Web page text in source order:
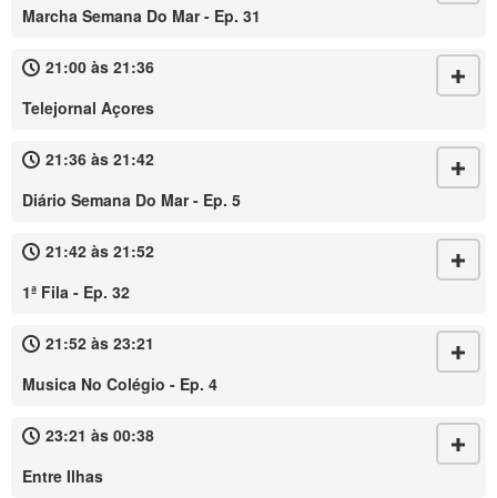
Marcha Semana Do Mar - Ep. 31
21:00 às 21:36
Telejornal Açores
21:36 às 21:42
Diário Semana Do Mar - Ep. 5
21:42 às 21:52
1ª Fila - Ep. 32
21:52 às 23:21
Musica No Colégio - Ep. 4
23:21 às 00:38
Entre Ilhas